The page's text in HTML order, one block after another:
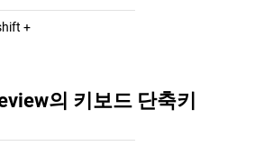
+
의 키보드 단축키